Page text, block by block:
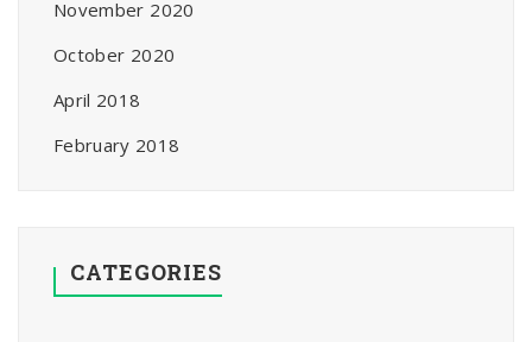
November 2020
October 2020
April 2018
February 2018
CATEGORIES